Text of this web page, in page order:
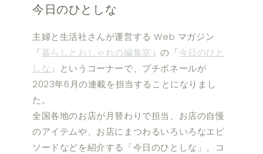
今日のひとしな
主婦と生活社さんが運営する Web マガジン
「暮らしとおしゃれの編集室 」の「今日のひと
しな 」というコーナーで、プチボネールが
2023年6月の連載を担当することになりまし
た。
全国各地のお店が月替わりで担当、お店の自慢
のアイテムや、お店にまつわるいろいろなエピ
ソードなどを紹介する「今日のひとしな」。コ